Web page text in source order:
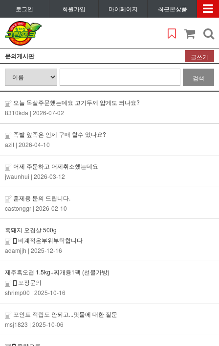
로그인 회원가입 마이페이지 최근본상품
문의게시판 글쓰기
검색
오늘 목살주문했는데요 고기두께 얇게도 되나요?
8310kda | 2026-07-02
족발 앞족은 언제 구매 할수 있나요?
azit | 2026-04-10
어제 주문하고 어제취소했는데요
jwaunhui | 2026-03-12
훈제용 문의 드립니다.
castonggr | 2026-02-10
흑돼지 오겹살 500g
비계적은부위부탁합니다
adamjjh | 2025-12-16
제주흑오겹 1.5kg+찌개용1팩 (선물가방)
포장문의
shrimp00 | 2025-10-16
포인트 적립도 안되고...핏물에 대한 질문
msj1823 | 2025-10-06